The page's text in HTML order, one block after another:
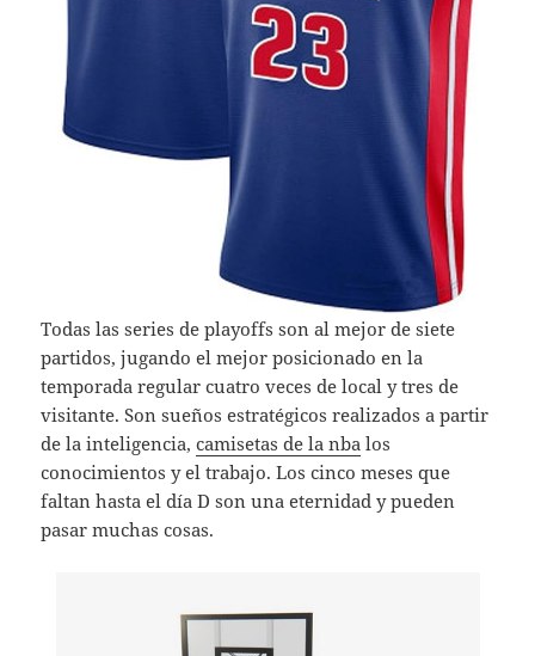
Todas las series de playoffs son al mejor de siete
partidos, jugando el mejor posicionado en la
temporada regular cuatro veces de local y tres de
visitante. Son sueños estratégicos realizados a partir
de la inteligencia,camisetas de la nba los
conocimientos y el trabajo. Los cinco meses que
faltan hasta el día D son una eternidad y pueden
pasar muchas cosas.